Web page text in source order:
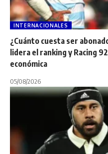
INTERNACIONALES
¿Cuánto cuesta ser
lidera el ranking y Racing
económica
05/08/2026